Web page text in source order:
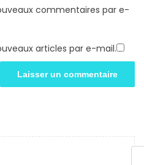
commentaires par e-
articles par e-mail.